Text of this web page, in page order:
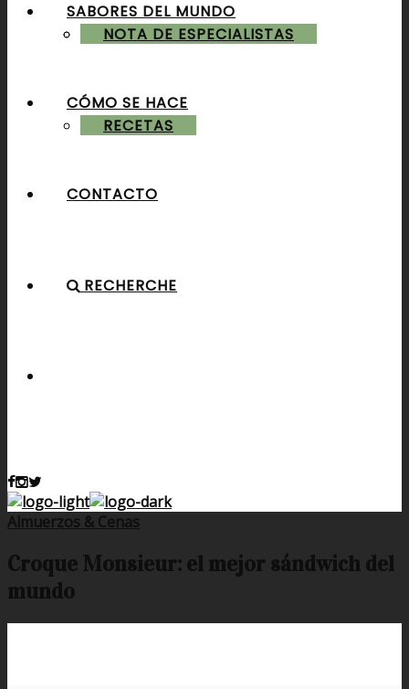
POSTRES & TORTAS
NOTA DE ESPECIALISTAS
RECETAS
SABORES DEL MUNDO
CÓMO SE HACE
CONTACTO
RECHERCHE
Almuerzos & Cenas
Croque Monsieur: el mejor sándwich del
mundo